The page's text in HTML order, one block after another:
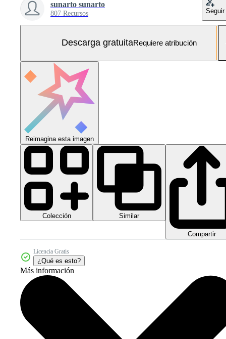
sunarto sunarto
807 Recursos Seguir
Descarga gratuitaRequiere atribución
Reimagina esta imagen
Colección Similar
Compartir
Licencia Gratis
¿Qué es esto?
Más información